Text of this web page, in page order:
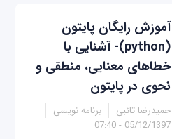
آموزش رایگان پایتون
(python)- آشنایی با
خطاهای معنایی، منطقی و
نحوی در پایتون
حمیدرضا تائبی
برنامه نویسی
05/12/1397 - 07:40